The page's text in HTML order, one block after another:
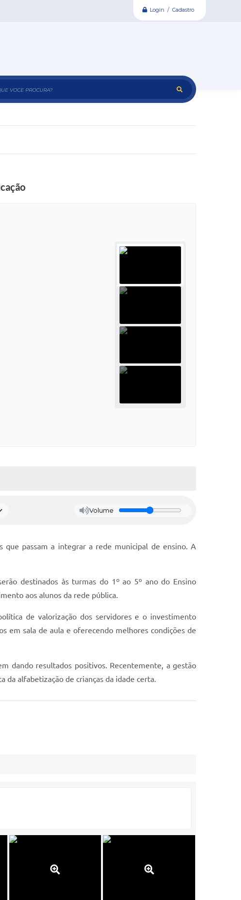
Login / Cadastro
voce procura?
Volume
passam a integrar a rede municipal de ensino. A
destinados às turmas do 1º ao 5º ano do Ensino
aos alunos da rede pública.
de valorização dos servidores e o investimento
em sala de aula e oferecendo melhores condições de
dando resultados positivos. Recentemente, a gestão
da alfabetização de crianças da idade certa.